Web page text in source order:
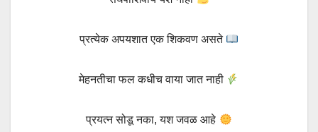
प्रत्येक अपयशात एक शिकवण असते
मेहनतीचा फल कधीच वाया जात नाही
प्रयत्न सोडू नका, यश जवळ आहे